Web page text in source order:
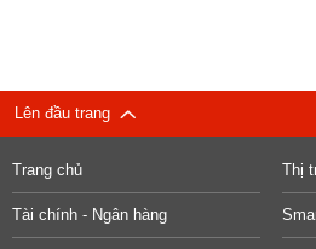
Lên đầu trang
Trang chủ Thị
Tài chính - Ngân hàng